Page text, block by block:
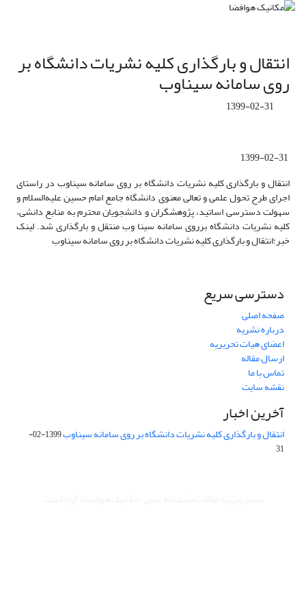
انتقال و بارگذاری کلیه نشریات دانشگاه بر
روی سامانه سیناوب
1399-02-31
1399-02-31
انتقال و بارگذاری کلیه نشریات دانشگاه بر روی سامانه سیناوب در راستای
اجرای طرح تحول علمی و تعالی معنوی دانشگاه جامع امام حسین علیه‌السلام و
سهولت دسترسی اساتید، پژوهشگران و دانشجویان محترم به منابع دانشی،
کلیه نشریات دانشگاه برروی سامانه سینا وب منتقل و بارگذاری شد. لینک
خبر:انتقال و بارگذاری کلیه نشریات دانشگاه بر روی سامانه سیناوب
دسترسی سریع
صفحه اصلی
درباره نشریه
اعضای هیات تحریریه
ارسال مقاله
تماس با ما
نقشه سایت
آخرین اخبار
انتقال و بارگذاری کلیه نشریات دانشگاه بر روی سامانه سیناوب
1399-02-
31